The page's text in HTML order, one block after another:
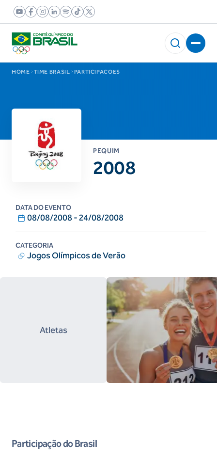
HOME TIME BRASIL PARTICIPACOES
PEQUIM
2008
DATA DO EVENTO
08/08/2008-24/08/2008
CATEGORIA
Jogos Olímpicos de Verão
Atletas
Participação do Brasil